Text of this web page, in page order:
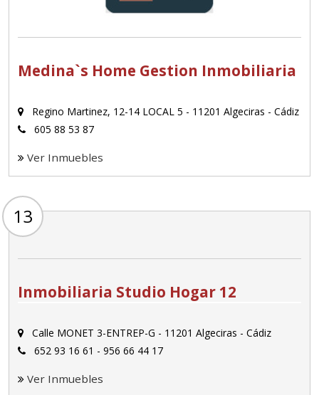
Medina`s Home Gestion Inmobiliaria
Regino Martinez, 12-14 LOCAL 5 - 11201 Algeciras - Cádiz
605 88 53 87
Ver Inmuebles
13
Inmobiliaria Studio Hogar 12
Calle MONET 3-ENTREP-G - 11201 Algeciras - Cádiz
652 93 16 61 - 956 66 44 17
Ver Inmuebles